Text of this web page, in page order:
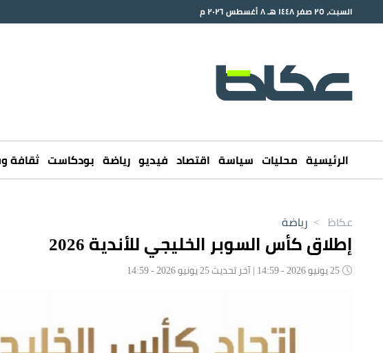
السبت، ٢٥ صفر ١٤٤٨ هـ ٨ أغسطس ٢٠٢٦ م
الرئيسية محليات سياسة اقتصاد فيديو رياضة بودكاست ثقافة
عكاظ > رياضة
إطلاق كأس السوبر الخليجي للأندية 2026